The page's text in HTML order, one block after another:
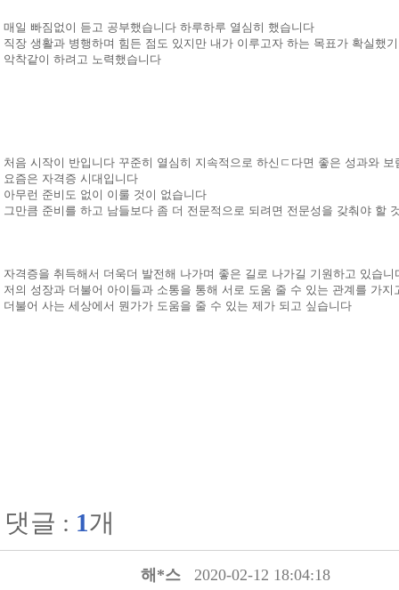
매일 빠짐없이 듣고 공부했습니다 하루하루 열심히 했습니다
직장 생활과 병행하며 힘든 점도 있지만 내가 이루고자 하는 목표가 확실했
악착같이 하려고 노력했습니다
처음 시작이 반입니다 꾸준히 열심히 지속적으로 하신ㄷ다면 좋은 성과와 보
요즘은 자격증 시대입니다
아무런 준비도 없이 이룰 것이 없습니다
그만큼 준비를 하고 남들보다 좀 더 전문적으로 되려면 전문성을 갖춰야 할
자격증을 취득해서 더욱더 발전해 나가며 좋은 길로 나가길 기원하고 있습니
저의 성장과 더불어 아이들과 소통을 통해 서로 도움 줄 수 있는 관계를 가지
더불어 사는 세상에서 뭔가가 도움을 줄 수 있는 제가 되고 싶습니다
댓글 : 1개
해*스
2020-02-12 18:04:18